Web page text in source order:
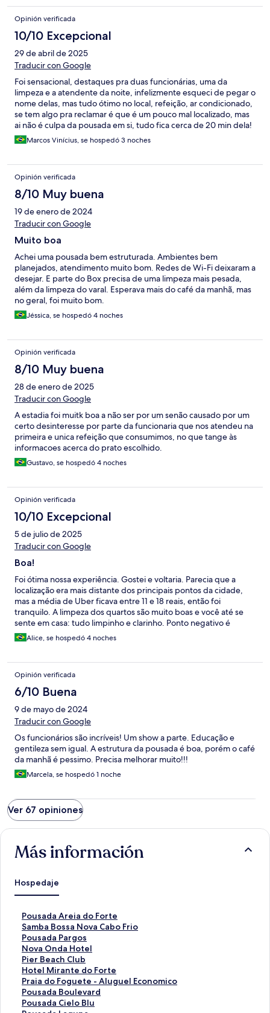
Opinión verificada
10/10 Excepcional
29 de abril de 2025
Traducir con Google
Foi sensacional, destaques pra duas funcionárias, uma da
limpeza e a atendente da noite, infelizmente esqueci de pegar o
nome delas, mas tudo ótimo no local, refeição, ar condicionado,
se tem algo pra reclamar é que é um pouco mal localizado, mas
ai não é culpa da pousada em si, tudo fica cerca de 20 min dela!
Marcos Vinícius, se hospedó 3 noches
Opinión verificada
8/10 Muy buena
19 de enero de 2024
Traducir con Google
Muito boa
Achei uma pousada bem estruturada. Ambientes bem
planejados, atendimento muito bom. Redes de Wi-Fi deixaram a
desejar. E parte do Box precisa de uma limpeza mais pesada,
além da limpeza do varal. Esperava mais do café da manhã, mas
no geral, foi muito bom.
Jéssica, se hospedó 4 noches
Opinión verificada
8/10 Muy buena
28 de enero de 2025
Traducir con Google
A estadia foi muitk boa a não ser por um senão causado por um
certo desinteresse por parte da funcionaria que nos atendeu na
primeira e unica refeição que consumimos, no que tange às
informacoes acerca do prato escolhido.
Gustavo, se hospedó 4 noches
Opinión verificada
10/10 Excepcional
5 de julio de 2025
Traducir con Google
Boa!
Foi ótima nossa experiência. Gostei e voltaria. Parecia que a
localização era mais distante dos principais pontos da cidade,
mas a média de Uber ficava entre 11 e 18 reais, então foi
tranquilo. A limpeza dos quartos são muito boas e você até se
sente em casa: tudo limpinho e clarinho. Ponto negativo é
somente o banheiro que não tem ducha higiênica e o quarto
que não tem um lixinho e não a como separar outros lixos com
Alice, se hospedó 4 noches
Opinión verificada
6/10 Buena
9 de mayo de 2024
Traducir con Google
Os funcionários são incríveis! Um show a parte. Educação e
gentileza sem igual. A estrutura da pousada é boa, porém o café
da manhã é pessimo. Precisa melhorar muito!!!
Marcela, se hospedó 1 noche
Ver 67 opiniones
Más información
Hospedaje
Pousada Areia do Forte
E
n
l
a
c
e
p
a
r
Samba Bossa Nova Cabo Frio
E
n
l
a
c
e
p
a
Pousada Pargos
E
n
l
a
c
e
p
Nova Onda Hotel
E
n
l
a
c
e
Pier Beach Club
E
n
l
a
c
Hotel Mirante do Forte
E
n
l
a
Praia do Foguete - Aluguel Economico
E
n
l
Pousada Boulevard
E
n
Pousada Cielo Blu
E